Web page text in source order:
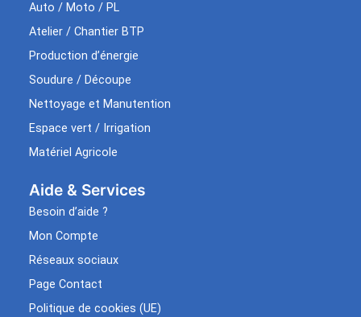
Auto / Moto / PL
Atelier / Chantier BTP
Production d’énergie
Soudure / Découpe
Nettoyage et Manutention
Espace vert / Irrigation
Matériel Agricole
Aide & Services​
Besoin d’aide ?
Mon Compte
Réseaux sociaux
Page Contact
Politique de cookies (UE)